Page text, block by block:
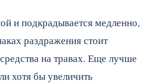
и подкрадывается медленно,
раздражения стоит
на травах. Еще лучше
хотя бы увеличить